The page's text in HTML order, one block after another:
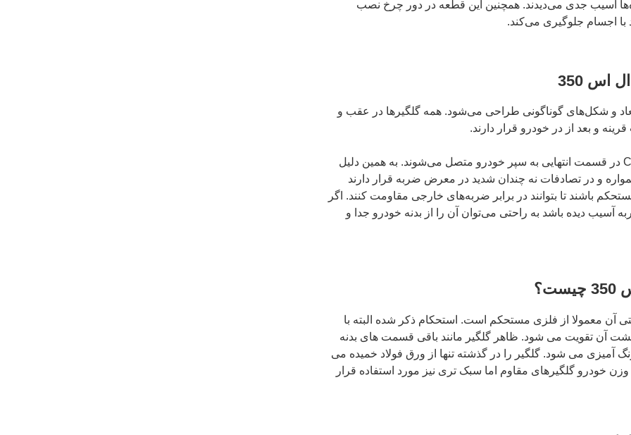
آسیب جدی می‌دیدند. همچنین این قطعه در دور چرخ نصب
با اجسام جلوگیری می‌کند.
350
و شکل‌های گوناگونی طراحی می‌شود. همه گلگیرها در عقب و
و بعد از در خودرو قرار دارند.
گلگیرهای جلو و عقب بنز کلاس CLS در قسمت انتهایی به سپر خودرو متصل می‌شوند. به همین دلیل
و در تصادفات نه چندان شدید در معرض ضربه قرار دارند
باشند تا بتوانند در برابر ضربه‌های خارجی مقاومت کنند. اگر
ال اس 350 در اثر ضربه آسیب دیده باشد به راحتی می‌توان آن را از بدنه خودرو جدا و
آن معمولا از فلزی مستحکم است. استحکام ذکر شده البته با
آن تقویت می‌ شود. ظاهر گلگیر مانند باقی قسمت‌ های بدنه
آمیزی می شود. گلگیر را در گذشته تنها از ورق فولاد خمیده می‌
خودرو گلگیرهای مقاوم اما سبک‌ تری نیز مورد استفاده قرار